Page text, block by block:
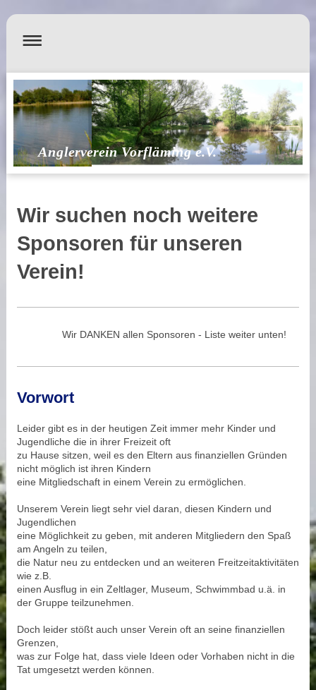
Anglerverein Vorfläming e.V.
Wir suchen noch weitere
Sponsoren für unseren
Verein!
Wir DANKEN allen Sponsoren - Liste weiter unten!
Vorwort
Leider gibt es in der heutigen Zeit immer mehr Kinder und
Jugendliche die in ihrer Freizeit oft
zu Hause sitzen, weil es den Eltern aus finanziellen Gründen
nicht möglich ist ihren Kindern
eine Mitgliedschaft in einem Verein zu ermöglichen.
Unserem Verein liegt sehr viel daran, diesen Kindern und
Jugendlichen
eine Möglichkeit zu geben, mit anderen Mitgliedern den Spaß
am Angeln zu teilen,
die Natur neu zu entdecken und an weiteren Freitzeitaktivitäten
wie z.B.
einen Ausflug in ein Zeltlager, Museum, Schwimmbad u.ä. in
der Gruppe teilzunehmen.
Doch leider stößt auch unser Verein oft an seine finanziellen
Grenzen,
was zur Folge hat, dass viele Ideen oder Vorhaben nicht in die
Tat umgesetzt werden können.